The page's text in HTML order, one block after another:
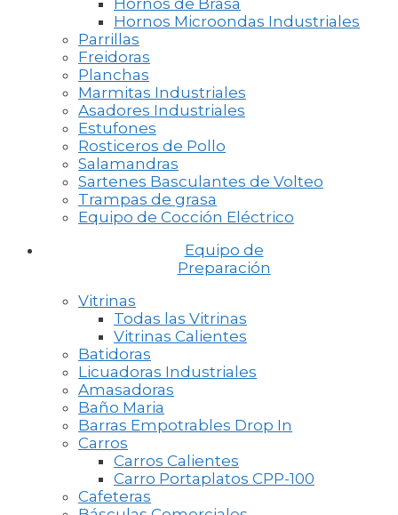
Hornos de Brasa
Hornos Microondas Industriales
Parrillas
Freidoras
Planchas
Marmitas Industriales
Asadores Industriales
Estufones
Rosticeros de Pollo
Salamandras
Sartenes Basculantes de Volteo
Trampas de grasa
Equipo de Cocción Eléctrico
Equipo de
Preparación
Vitrinas
Todas las Vitrinas
Vitrinas Calientes
Batidoras
Licuadoras Industriales
Amasadoras
Baño Maria
Barras Empotrables Drop In
Carros
Carros Calientes
Carro Portaplatos CPP-100
Cafeteras